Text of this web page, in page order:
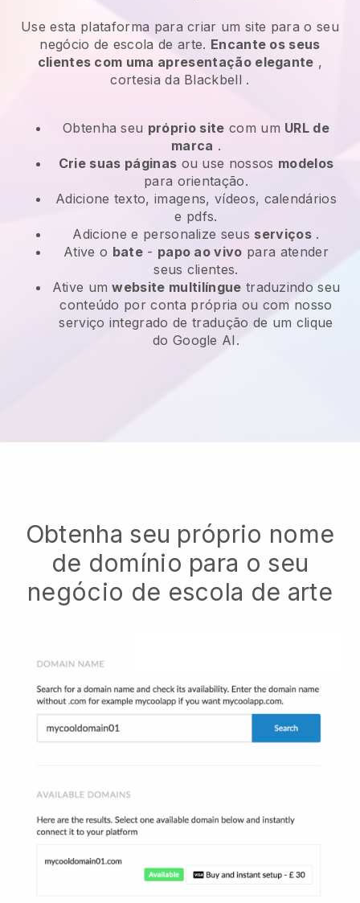
Use esta plataforma para criar um site para o seu
negócio de escola de arte. Encante os seus
clientes com uma apresentação elegante ,
cortesia da Blackbell .
Obtenha seu próprio site com um URL de
marca .
Crie suas páginas ou use nossos modelos
para orientação.
Adicione texto, imagens, vídeos, calendários
e pdfs.
Adicione e personalize seus serviços.
Ative o bate- papo ao vivo para atender
seus clientes.
Ative umwebsite multilíngue traduzindo seu
conteúdo por conta própria ou com nosso
serviço integrado de tradução de um clique
do Google AI.
Obtenha seu próprio nome
de domínio para o seu
negócio de escola de arte